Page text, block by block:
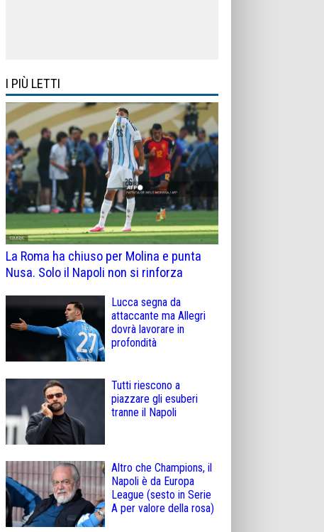
I PIÙ LETTI
La Roma ha chiuso per Molina e punta
Nusa. Solo il Napoli non si rinforza
Lucca segna da
attaccante ma Allegri
dovrà lavorare in
profondità
Tutti riescono a
piazzare gli esuberi
tranne il Napoli
Altro che Champions, il
Napoli è da Europa
League (sesto in Serie
A per valore della rosa)